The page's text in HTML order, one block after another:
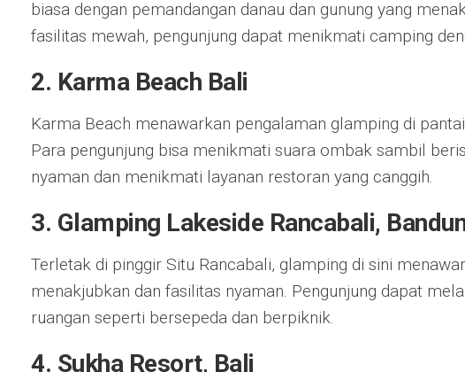
biasa dengan pemandangan danau dan gunung yang
fasilitas mewah, pengunjung dapat menikmati camping
2. Karma Beach Bali
Karma Beach menawarkan pengalaman glamping di
Para pengunjung bisa menikmati suara ombak sambil
nyaman dan menikmati layanan restoran yang canggih.
3. Glamping Lakeside Rancabali,
Terletak di pinggir Situ Rancabali, glamping di sini
menakjubkan dan fasilitas nyaman. Pengunjung dapat
ruangan seperti bersepeda dan berpiknik.
4. Sukha Resort, Bali